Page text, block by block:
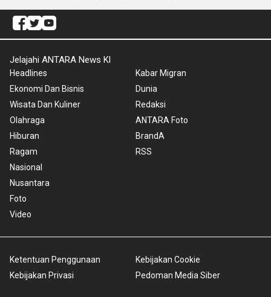
Jelajahi ANTARA News Kl
Headlines
Ekonomi Dan Bisnis
Wisata Dan Kuliner
Olahraga
Hiburan
Ragam
Nasional
Nusantara
Foto
Video
Kabar Migran
Dunia
Redaksi
ANTARA Foto
BrandA
RSS
Ketentuan Penggunaan
Kebijakan Privasi
Kebijakan Cookie
Pedoman Media Siber